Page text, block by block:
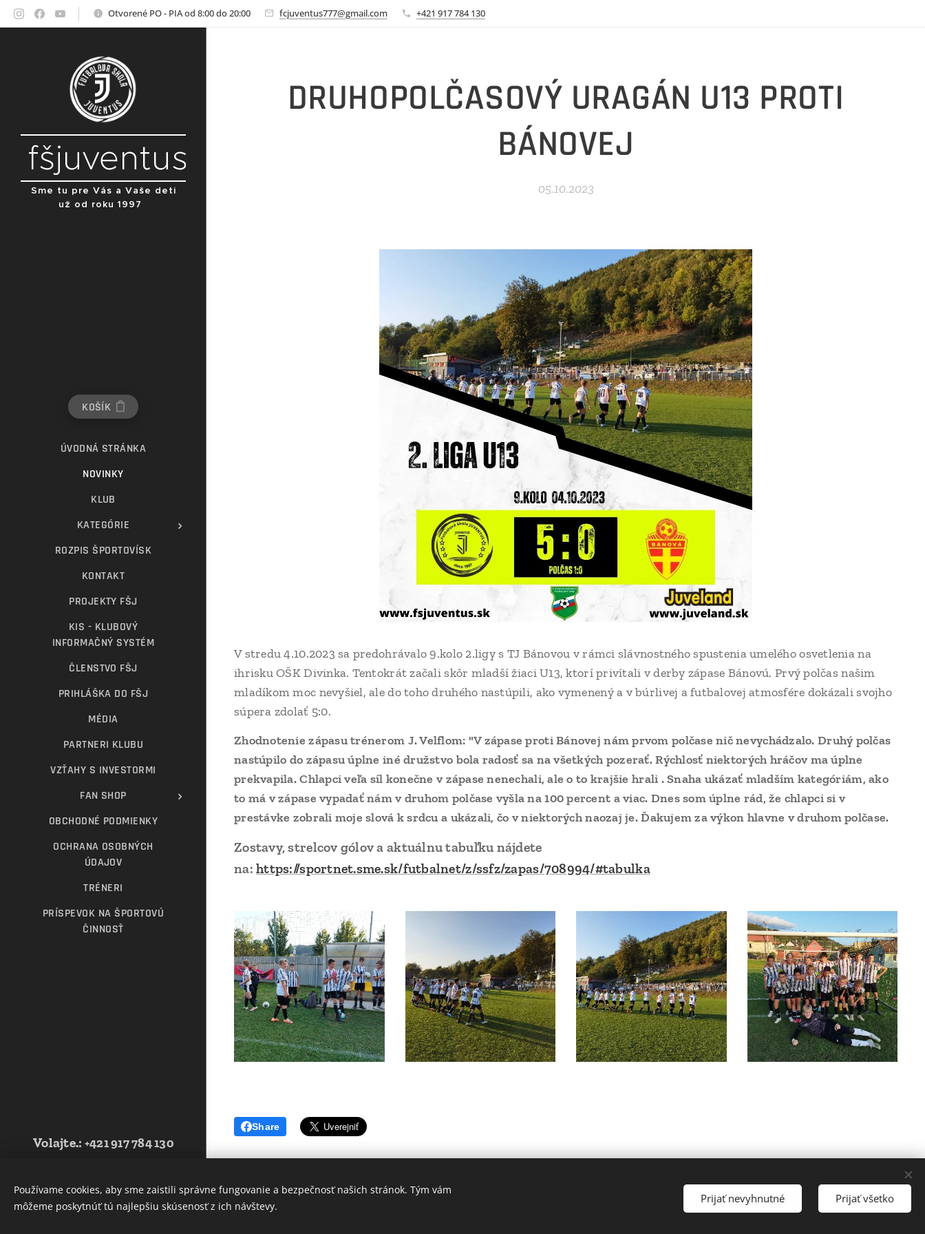
Otvorené PO - PIA od 8:00 do 20:00 fcjuventus777@gmail.com +421 917 784 130
fšjuventus
Sme tu pre Vás a Vaše deti
už od roku 1997
KOŠÍK
ÚVODNÁ STRÁNKA
NOVINKY
KLUB
KATEGÓRIE
ROZPIS ŠPORTOVÍSK
KONTAKT
PROJEKTY FŠJ
KIS - KLUBOVÝ
INFORMAČNÝ SYSTÉM
ČLENSTVO FŠJ
PRIHLÁŠKA DO FŠJ
MÉDIA
PARTNERI KLUBU
VZŤAHY S INVESTORMI
FAN SHOP
OBCHODNÉ PODMIENKY
OCHRANA OSOBNÝCH
ÚDAJOV
TRÉNERI
PRÍSPEVOK NA ŠPORTOVÚ
ČINNOSŤ
DRUHOPOLČASOVÝ URAGÁN U13 PROTI
BÁNOVEJ
05.10.2023
V stredu 4.10.2023 sa predohrávalo 9.kolo 2.ligy s TJ Bánovou v rámci slávnostného spustenia umelého osvetlenia na
ihrisku OŠK Divinka. Tentokrát začali skôr mladší žiaci U13, ktorí privítali v derby zápase Bánovú. Prvý polčas našim
mladíkom moc nevyšiel, ale do toho druhého nastúpili, ako vymenený a v búrlivej a futbalovej atmosfére dokázali svojho
súpera zdolať 5:0.
Zhodnotenie zápasu trénerom J. Velflom: "V zápase proti Bánovej nám prvom polčase nič nevychádzalo. Druhý polčas
nastúpilo do zápasu úplne iné družstvo bola radosť sa na všetkých pozerať. Rýchlosť niektorých hráčov ma úplne
prekvapila. Chlapci veľa síl konečne v zápase nenechali, ale o to krajšie hrali . Snaha ukázať mladším kategóriám, ako
to má v zápase vypadať nám v druhom polčase vyšla na 100 percent a viac. Dnes som úplne rád, že chlapci si v
prestávke zobrali moje slová k srdcu a ukázali, čo v niektorých naozaj je. Ďakujem za výkon hlavne v druhom polčase.
Zostavy, strelcov gólov a aktuálnu tabuľku nájdete
na:https://sportnet.sme.sk/futbalnet/z/ssfz/zapas/708994/#tabulka
Share
Volajte.: +421 917 784 130
Vás úspech - www.fsjsro.sk
Používame cookies, aby sme zaistili správne fungovanie a bezpečnosť našich stránok. Tým vám
môžeme poskytnúť tú najlepšiu skúsenosť z ich návštevy.
Prijať nevyhnutné Prijať všetko